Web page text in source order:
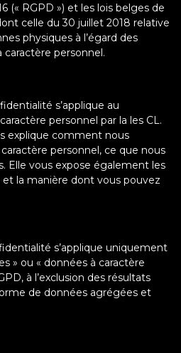
(« RGPD ») et les lois belges de
celle du 30 juillet 2018 relative
physiques à l’égard des
personnel.
s’applique au
personnel par la les CL.
explique comment nous
personnel, ce que nous
Elle vous expose également les
la manière dont vous pouvez
s’applique uniquement
» ou « données à caractère
à l’exclusion des résultats
de données agrégées et